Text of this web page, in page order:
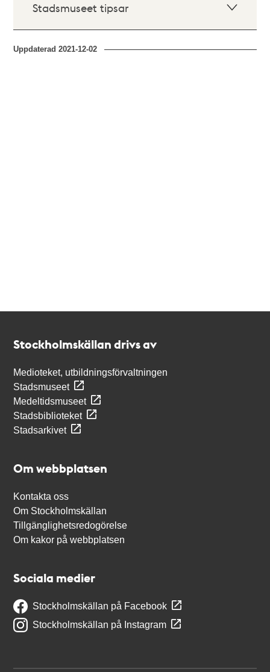
Stadsmuseet tipsar
Uppdaterad2021-12-02
Stockholmskällan drivs av
Medioteket, utbildningsförvaltningen
Stadsmuseet
Medeltidsmuseet
Stadsbiblioteket
Stadsarkivet
Om webbplatsen
Kontakta oss
Om Stockholmskällan
Tillgänglighetsredogörelse
Om kakor på webbplatsen
Sociala medier
Stockholmskällan på Facebook
Stockholmskällan på Instagram